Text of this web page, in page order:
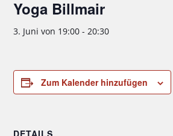
Yoga Billmair
3. Juni von 19:00 -20:30
Zum Kalender hinzufügen
DETAILS